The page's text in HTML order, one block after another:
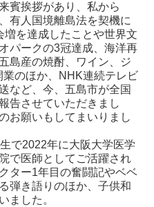
賓挨拶があり、私から
有人国境離島法を契機に
を達成したことや世界文
パークの3冠達成、海洋再
島産の焼酎、ワイン、ジ
のほか、NHK連続テレビ
など、今、五島市が全国
告させていただきまし
お願いもしてまいりまし
で2022年に大阪大学医学
で医師としてご活躍され
ター1年目の奮闘記やベベ
弾き語りのほか、子供和
ました。